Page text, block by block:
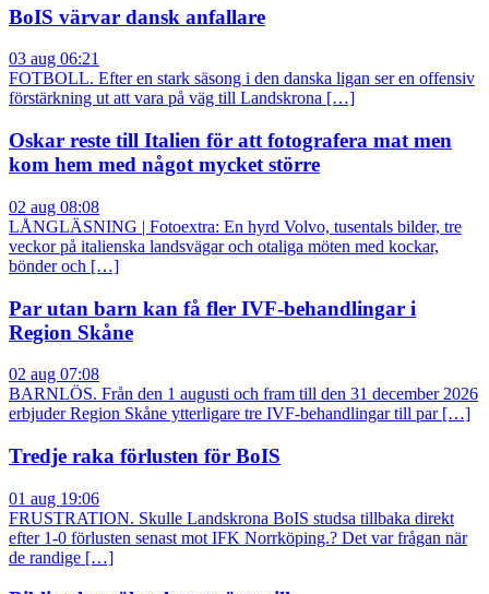
BoIS värvar dansk anfallare
03 aug 06:21
FOTBOLL. Efter en stark säsong i den danska ligan ser en offensiv
förstärkning ut att vara på väg till Landskrona […]
Oskar reste till Italien för att fotografera mat men
kom hem med något mycket större
02 aug 08:08
LÅNGLÄSNING | Fotoextra: En hyrd Volvo, tusentals bilder, tre
veckor på italienska landsvägar och otaliga möten med kockar,
bönder och […]
Par utan barn kan få fler IVF-behandlingar i
Region Skåne
02 aug 07:08
BARNLÖS. Från den 1 augusti och fram till den 31 december 2026
erbjuder Region Skåne ytterligare tre IVF-behandlingar till par […]
Tredje raka förlusten för BoIS
01 aug 19:06
FRUSTRATION. Skulle Landskrona BoIS studsa tillbaka direkt
efter 1-0 förlusten senast mot IFK Norrköping.? Det var frågan när
de randige […]